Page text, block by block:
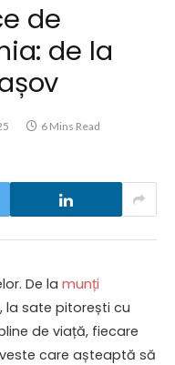
de
de la
6 Mins Read
De la munți
la sate pitorești cu
de viață, fiecare
care așteaptă să